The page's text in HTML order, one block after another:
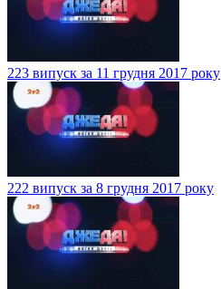
223 випуск за 11 грудня 2017 року
222 випуск за 8 грудня 2017 року